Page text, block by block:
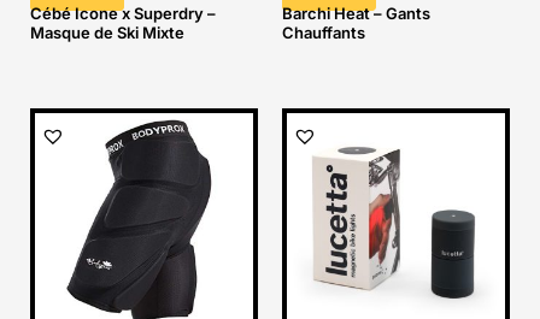
Cébé Icone x Superdry –
Masque de Ski Mixte
Barchi Heat – Gants
Chauffants